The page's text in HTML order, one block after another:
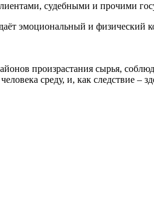
судебными и прочими
эмоциональный и физический
произрастания сырья,
среду, и, как следствие –